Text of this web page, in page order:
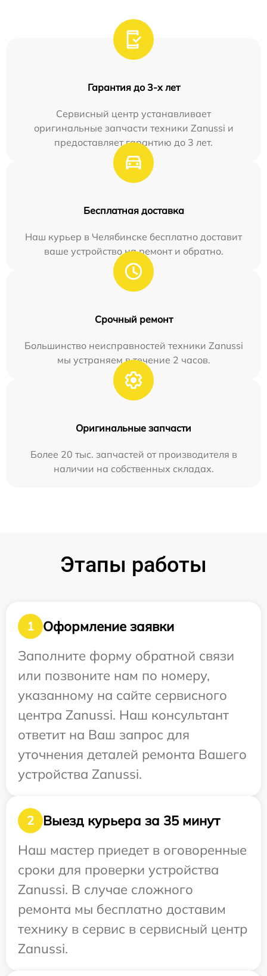
Гарантия до 3-х лет
Сервисный центр устанавливает
оригинальные запчасти техники Zanussi и
предоставляет гарантию до 3 лет.
Бесплатная доставка
Наш курьер в Челябинске бесплатно доставит
ваше устройство на ремонт и обратно.
Срочный ремонт
Большинство неисправностей техники Zanussi
мы устраняем в течение 2 часов.
Оригинальные запчасти
Более 20 тыс. запчастей от производителя в
наличии на собственных складах.
Этапы работы
1
Оформление заявки
Заполните форму обратной связи
или позвоните нам по номеру,
указанному на сайте сервисного
центра Zanussi. Наш консультант
ответит на Ваш запрос для
уточнения деталей ремонта Вашего
устройства Zanussi.
2
Выезд курьера за 35 минут
Наш мастер приедет в оговоренные
сроки для проверки устройства
Zanussi. В случае сложного
ремонта мы бесплатно доставим
технику в сервис в сервисный центр
Zanussi.